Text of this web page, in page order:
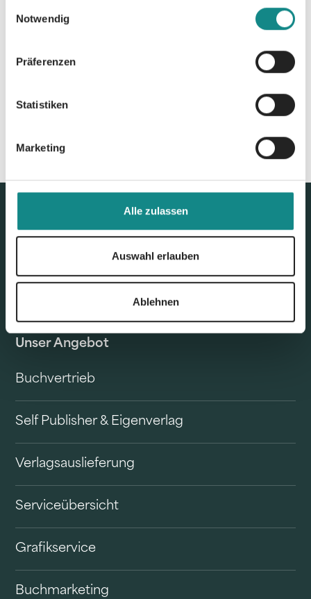
Notwendig
Präferenzen
Statistiken
Marketing
Alle zulassen
Auswahl erlauben
Ablehnen
Unser Angebot
Buchvertrieb
Self Publisher & Eigenverlag
Verlagsauslieferung
Serviceübersicht
Grafikservice
Buchmarketing